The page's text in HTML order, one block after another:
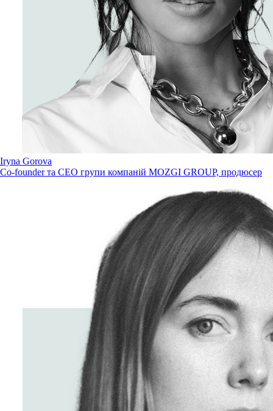
Iryna Gorova
Co-founder та CEO групи компаній MOZGI GROUP, продюсер